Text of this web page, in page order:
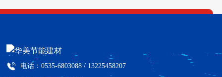
电话：0535-6803088 / 13225458207